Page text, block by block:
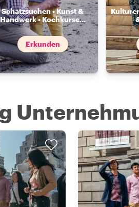
Schatzsuchen • Kunst &
Handwerk • Kochkurse...
Erkunden